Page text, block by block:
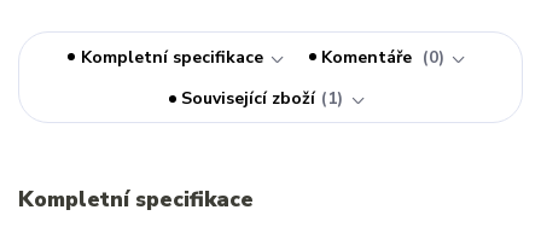
Kompletní specifikace Komentáře
0
Související zboží
1
Kompletní specifikace